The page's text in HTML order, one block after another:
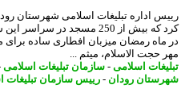
اداره تبلیغات اسلامی شهرستان رودان
کرد که بیش از 250 مسجد در سراسر این
رمضان میزبان افطاری ساده برای
حجت الاسلام، میثم ...
اسلامی-سازمان تبلیغات اسلامی-
رودان- رییس سازمان تبلیغات